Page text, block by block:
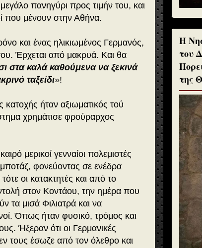
μεγάλο πανηγύρι προς τιμήν του, και
που μένουν στην Αθήνα.
και ένας ηλικιωμένος Γερμανός,
Έρχεται από μακρυά. Και θα
στα καλά καθούμενα να ξεκινά
ταξείδι»!
ήταν αξιωματικός τού
χρημάτισε φρούραρχος
μερικοί γενναίοι πολεμιστές
φονεύοντας σε ενέδρα
οι κατακτητές και από το
στον Κοντάου, την ημέρα που
τα μισά Φιλιατρά και να
Όπως ήταν φυσικό, τρόμος και
Ήξεραν ότι οι Γερμανικές
τους έσωζε από τον όλεθρο και
H
του
της